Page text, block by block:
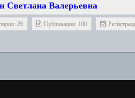
Светлана Валерьевна
26 Публикации: 100